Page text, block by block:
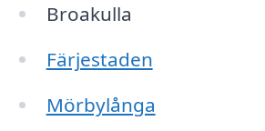
Broakulla
Färjestaden
Mörbylånga